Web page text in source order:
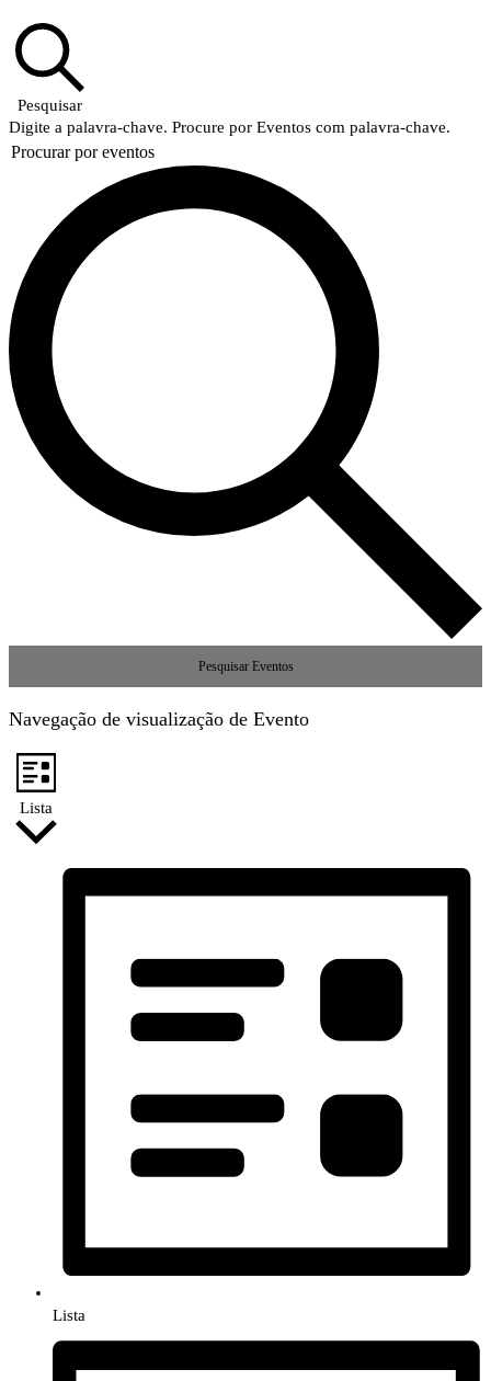
Pesquisar
Digite a palavra-chave. Procure por Eventos com palavra-chave.
Pesquisar Eventos
Navegação de visualização de Evento
Lista
Lista